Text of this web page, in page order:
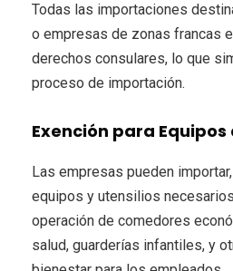
Todas las importaciones
o empresas de zonas francas
derechos consulares, lo que
proceso de importación.
Exención para
Las empresas pueden
equipos y utensilios
operación de comedores
salud, guarderías infantiles, y